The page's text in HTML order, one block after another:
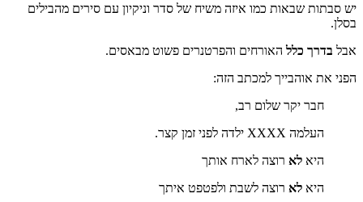
יש סבתות שבאות כמו איזה משיח של סדר וניקיון עם סירים מהבילים
בסלן.
אבל בדרך כלל האורחים והפרטנרים פשוט מבאסים.
הפני את אוהבייך למכתב הזה:
חבר יקר שלום רב,
העלמה XXXX ילדה לפני זמן קצר.
היא לא רוצה לארח אותך
היא לא רוצה לשבת ולפטפט איתך